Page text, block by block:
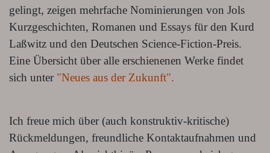
gelingt, zeigen mehrfache Nominierungen von Jols
Kurzgeschichten, Romanen und Essays für den Kurd
Laßwitz und den Deutschen Science-Fiction-Preis.
Eine Übersicht über alle erschienenen Werke findet
sich unter "Neues aus der Zukunft".
Ich freue mich über (auch konstruktiv-kritische)
Rückmeldungen, freundliche Kontaktaufnahmen und